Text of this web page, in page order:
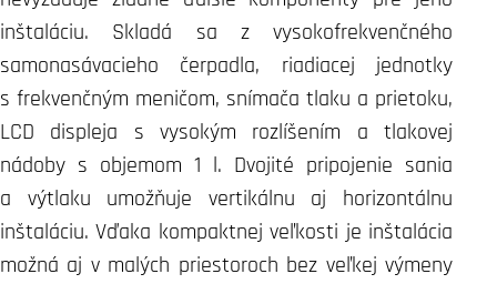
inštaláciu. Skladá sa z vysokofrekvenčného
samonasávacieho čerpadla, riadiacej jednotky
s frekvenčným meničom, snímača tlaku a prietoku,
LCD displeja s vysokým rozlíšením a tlakovej
nádoby s objemom 1 l. Dvojité pripojenie sania
a výtlaku umožňuje vertikálnu aj horizontálnu
inštaláciu. Vďaka kompaktnej veľkosti je inštalácia
možná aj v malých priestoroch bez veľkej výmeny